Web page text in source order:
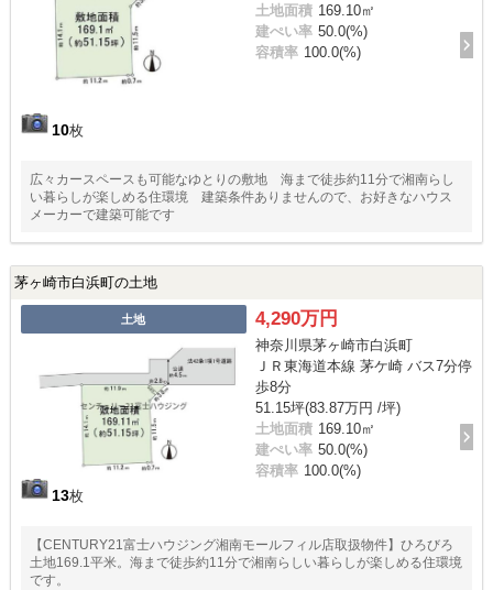
10枚
土地面積 169.10㎡
建ぺい率 50.0(%)
容積率 100.0(%)
広々カースペースも可能なゆとりの敷地 海まで徒歩約11分で湘南らし
い暮らしが楽しめる住環境 建築条件ありませんので、お好きなハウス
メーカーで建築可能です
茅ヶ崎市白浜町の土地
土地
13枚
4,290万円
神奈川県茅ヶ崎市白浜町
ＪＲ東海道本線 茅ケ崎 バス7分停
歩8分
51.15坪(83.87万円 /坪)
土地面積 169.10㎡
建ぺい率 50.0(%)
容積率 100.0(%)
【CENTURY21富士ハウジング湘南モールフィル店取扱物件】ひろびろ
土地169.1平米。海まで徒歩約11分で湘南らしい暮らしが楽しめる住環境
です。